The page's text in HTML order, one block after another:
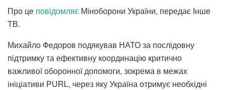
Про це повідомляє Міноборони України, передає Інше
ТВ.
Михайло Федоров подякував НАТО за послідовну
підтримку та ефективну координацію критично
важливої оборонної допомоги, зокрема в межах
ініціативи PURL, через яку Україна отримує необхідні